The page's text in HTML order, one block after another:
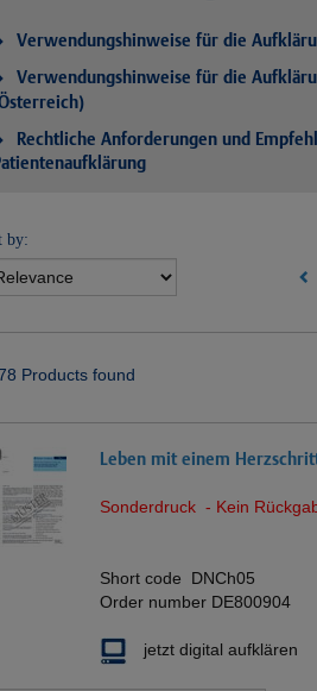
Verwendungshinweise für die
Verwendungshinweise für die
Rechtliche Anforderungen und
by:
Products found
Leben mit einem
Sonderdruck - Kein
Short code DNCh05
Order number DE800904
jetzt digital aufklären